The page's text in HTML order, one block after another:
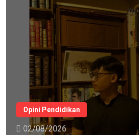
Opini Pendidikan
02/08/2026